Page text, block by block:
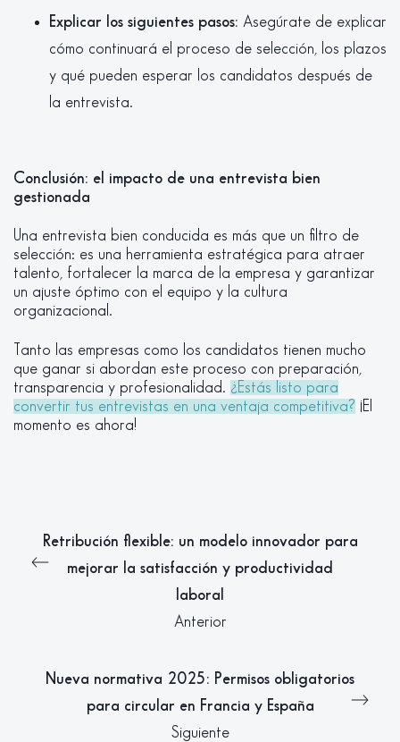
Explicar los siguientes pasos: Asegúrate de explicar
cómo continuará el proceso de selección, los plazos
y qué pueden esperar los candidatos después de
la entrevista.
Conclusión: el impacto de una entrevista bien
gestionada
Una entrevista bien conducida es más que un filtro de
selección: es una herramienta estratégica para atraer
talento, fortalecer la marca de la empresa y garantizar
un ajuste óptimo con el equipo y la cultura
organizacional.
Tanto las empresas como los candidatos tienen mucho
que ganar si abordan este proceso con preparación,
transparencia y profesionalidad. ¿Estás listo para
convertir tus entrevistas en una ventaja competitiva? ¡El
momento es ahora!
Retribución flexible: un modelo innovador para
mejorar la satisfacción y productividad
laboral
Anterior
Nueva normativa 2025: Permisos obligatorios
para circular en Francia y España
Siguiente